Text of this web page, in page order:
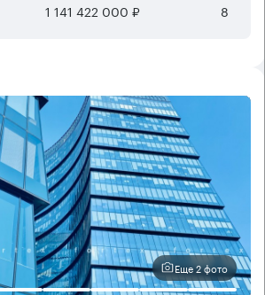
1 141 422 000 ₽ 8
Еще 2 фото